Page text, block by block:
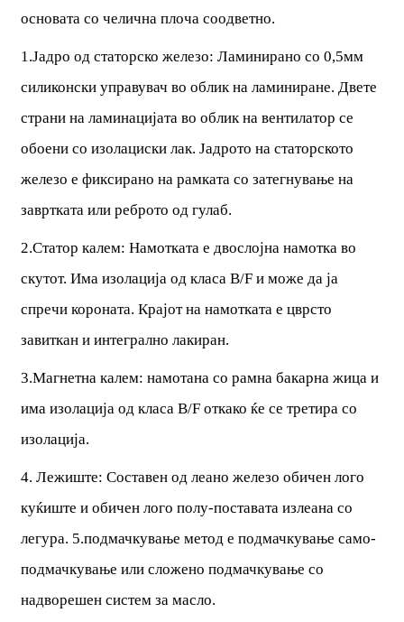
основата со челична плоча соодветно.
1.Јадро од статорско железо: Ламинирано со 0,5мм
силиконски управувач во облик на ламиниране. Двете
страни на ламинацијата во облик на вентилатор се
обоени со изолациски лак. Јадрото на статорското
железо е фиксирано на рамката со затегнување на
завртката или реброто од гулаб.
2.Статор калем: Намотката е двослојна намотка во
скутот. Има изолација од класа B/F и може да ја
спречи короната. Крајот на намотката е цврсто
завиткан и интегрално лакиран.
3.Магнетна калем: намотана со рамна бакарна жица и
има изолација од класа B/F откако ќе се третира со
изолација.
4. Лежиште: Составен од леано железо обичен лого
куќиште и обичен лого полу-поставата излеана со
легура. 5.подмачкување метод е подмачкување само-
подмачкување или сложено подмачкување со
надворешен систем за масло.